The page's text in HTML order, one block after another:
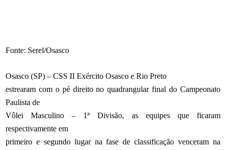
Fonte: Serel/Osasco
Osasco (SP) – CSS II Exército Osasco e Rio Preto
estrearam com o pé direito no quadrangular final do Campeonato
Paulista de
Vôlei Masculino – 1ª Divisão, as equipes que ficaram
respectivamente em
primeiro e segundo lugar na fase de classificação venceram na